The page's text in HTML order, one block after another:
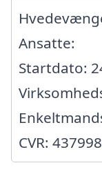
Ansatte:
Startdato:
CVR: